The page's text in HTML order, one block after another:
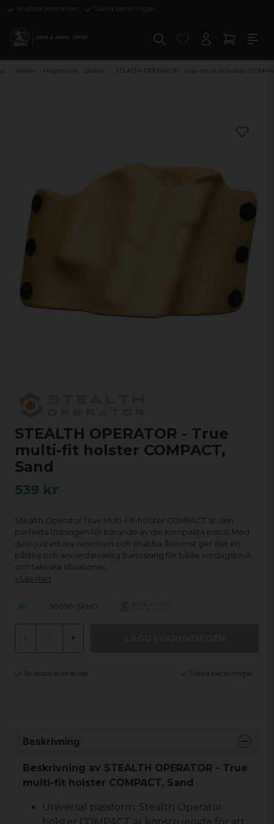
Snabba leveranser Säkra betalningar
Hölster - Maghållare - Bälten STEALTH OPERATOR - True multi-fit holster
STEALTH OPERATOR - True
multi-fit holster COMPACT,
Sand
539 kr
Stealth Operator True Multi-Fit-hölster COMPACT är den
perfekta lösningen för bärande av din kompakta pistol. Med
dess justerbara retention och snabba åtkomst ger det en
pålitlig och användarvänlig bärlösning för både vardagsbruk
och taktiska situationer.
Läs mer
50050-SAND
- +
Snabba leveranser Säkra betalningar
Beskrivning
Beskrivning av STEALTH OPERATOR - True
multi-fit holster COMPACT, Sand
Universal passform: Stealth Operator-